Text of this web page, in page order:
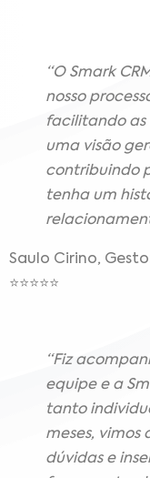
“O Smark
nosso
facilitando as
uma visão
contribuindo
tenha um
Saulo Cirino,
⭐⭐⭐⭐⭐
“Fiz
equipe e a
tanto
meses, vimos
dúvidas e